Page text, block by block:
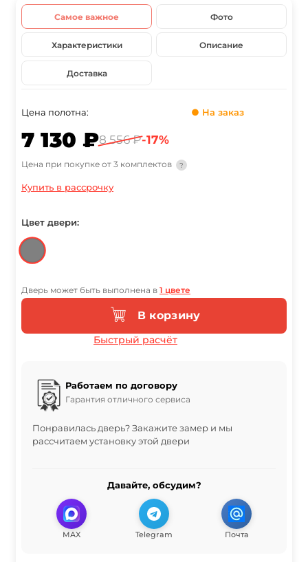
Самое важное Фото
Характеристики Описание
Доставка
Цена полотна: ● На заказ
7 130 ₽8 556 ₽-17%
Цена при покупке от 3 комплектов ?
Купить в рассрочку
Цвет двери:
Дверь может быть выполнена в 1 цвете
В корзину
Быстрый расчёт
Работаем по договору
Гарантия отличного сервиса
Понравилась дверь? Закажите замер и мы
рассчитаем установку этой двери
Давайте, обсудим?
MAX Telegram Почта